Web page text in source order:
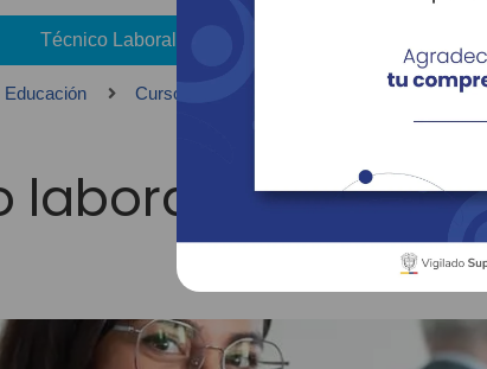
Técnico Laboral
Educación Cursos y capacitaciones Técnico
laboral en